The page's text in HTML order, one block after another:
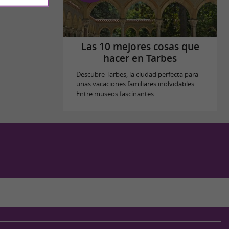
Las 10 mejores cosas que
hacer en Tarbes
Descubre Tarbes, la ciudad perfecta para
unas vacaciones familiares inolvidables.
Entre museos fascinantes ...